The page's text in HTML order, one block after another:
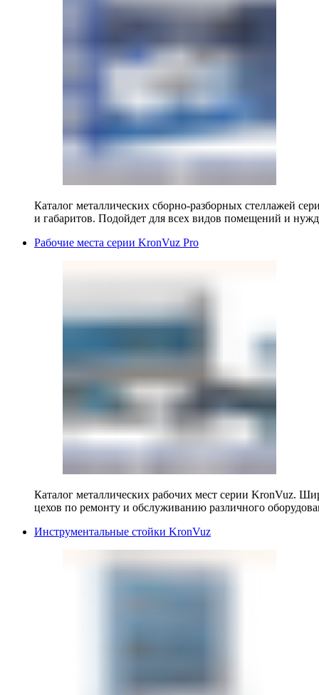
Каталог металлических сборно-разборных стеллажей
и габаритов. Подойдет для всех видов помещений и
Рабочие места серии KronVuz Pro
Каталог металлических рабочих мест серии KronVuz.
цехов по ремонту и обслуживанию различного
Инструментальные стойки KronVuz